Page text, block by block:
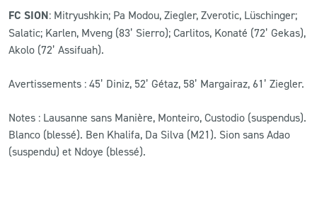
FC SION: Mitryushkin; Pa Modou, Ziegler, Zverotic, Lüschinger;
Salatic; Karlen, Mveng (83’ Sierro); Carlitos, Konaté (72’ Gekas),
Akolo (72’ Assifuah).
Avertissements : 45’ Diniz, 52’ Gétaz, 58’ Margairaz, 61’ Ziegler.
Notes : Lausanne sans Manière, Monteiro, Custodio (suspendus).
Blanco (blessé). Ben Khalifa, Da Silva (M21). Sion sans Adao
(suspendu) et Ndoye (blessé).